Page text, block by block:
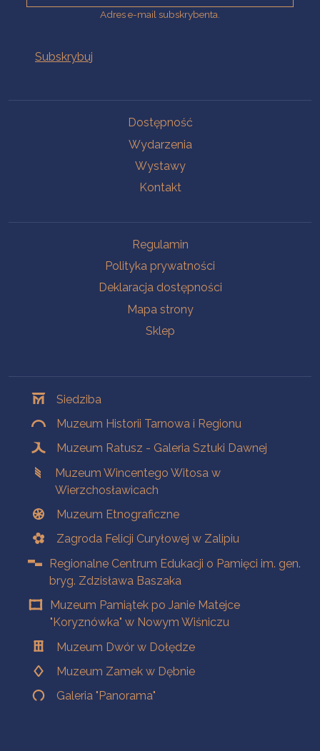
Adres e-mail subskrybenta.
Dostępność
Wydarzenia
Wystawy
Kontakt
Regulamin
Polityka prywatności
Deklaracja dostępności
Mapa strony
Sklep
Siedziba
Muzeum Historii Tarnowa i Regionu
Muzeum Ratusz - Galeria Sztuki Dawnej
Muzeum Wincentego Witosa w
Wierzchosławicach
Muzeum Etnograficzne
Zagroda Felicji Curyłowej w Zalipiu
Regionalne Centrum Edukacji o Pamięci im. gen.
bryg. Zdzisława Baszaka
Muzeum Pamiątek po Janie Matejce
"Koryznówka" w Nowym Wiśniczu
Muzeum Dwór w Dołędze
Muzeum Zamek w Dębnie
Galeria "Panorama"